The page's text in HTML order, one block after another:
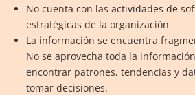
No cuenta con las actividades de
estratégicas de la organización
La información se encuentra
No se aprovecha toda la
encontrar patrones, tendencias y
tomar decisiones.